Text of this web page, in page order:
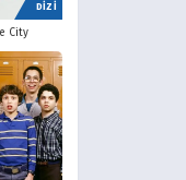
DİZİ
City